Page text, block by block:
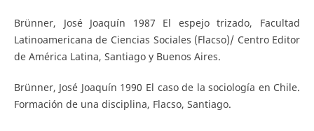
Brünner, José Joaquín 1987 El espejo trizado, Facultad
Latinoamericana de Ciencias Sociales (Flacso)/ Centro Editor
de América Latina, Santiago y Buenos Aires.
Brünner, José Joaquín 1990 El caso de la sociología en Chile.
Formación de una disciplina, Flacso, Santiago.